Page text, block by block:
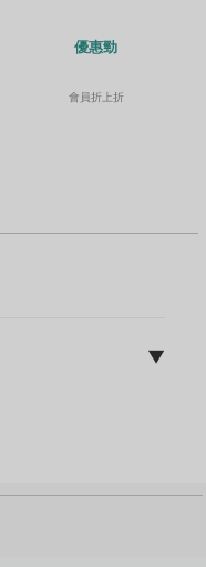
優惠勁
會員折上折
▼